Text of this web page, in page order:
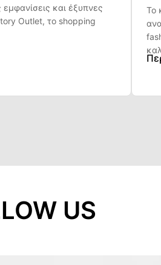
και έξυπνες
Outlet, το shopping
Το
US